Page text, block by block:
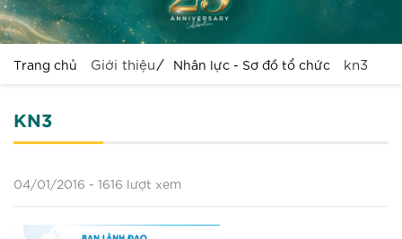
Hỏi đáp +
Tuyển dụng
Trang chủ Giới thiệu Nhân lực - Sơ đồ tổ chức kn3
KN3
04/01/2016 - 1616 lượt xem